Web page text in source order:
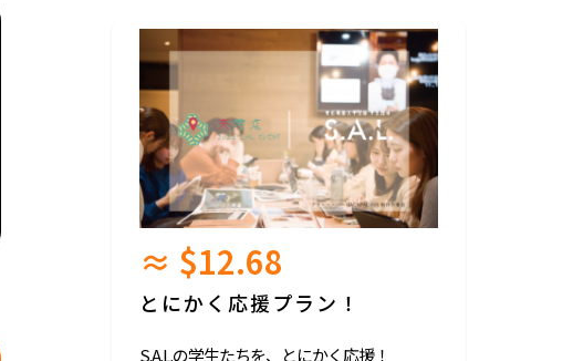
≈ $12.68
とにかく応援プラン！
S.A.L.の学生たちを、とにかく応援！